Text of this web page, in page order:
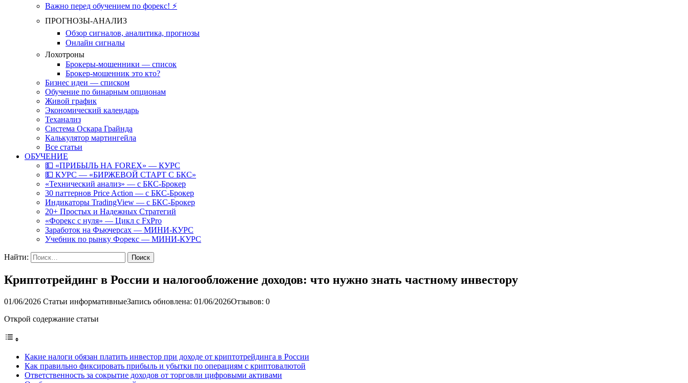
Важно перед обучением по форекс! ⚡
ПРОГНОЗЫ-АНАЛИЗ
Обзор сигналов, аналитика, прогнозы
Онлайн сигналы
Лохотроны
Брокеры-мошенники — список
Брокер-мошенник это кто?
Бизнес идеи — списком
Обучение по бинарным опционам
Живой график
Экономический календарь
Теханализ
Система Оскара Грайнда
Калькулятор мартингейла
Все статьи
ОБУЧЕНИЕ
💵 «ПРИБЫЛЬ НА FOREX» — КУРС
💵 КУРС — «БИРЖЕВОЙ СТАРТ С БКС»
«Технический анализ» — с БКС-Брокер
30 паттернов Price Action — с БКС-Брокер
Индикаторы TradingView — с БКС-Брокер
20+ Простых и Надежных Стратегий
«Форекс с нуля» — Цикл с FxPro
Заработок на Фьючерсах — МИНИ-КУРС
Учебник по рынку Форекс — МИНИ-КУРС
Найти:
Криптотрейдинг в России и налогообложение доходов: что нужно знать частному инвестору
01/06/2026 Статьи информативныеЗапись обновлена: 01/06/2026Отзывов: 0
Открой содержание статьи
Какие налоги обязан платить инвестор при доходе от криптотрейдинга в России
Как правильно фиксировать прибыль и убытки по операциям с криптовалютой
Ответственность за сокрытие доходов от торговли цифровыми активами